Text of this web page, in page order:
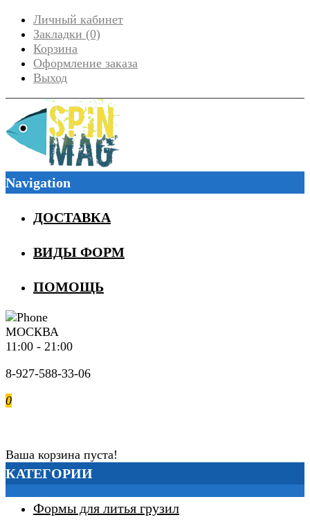
Личный кабинет
Закладки (0)
Корзина
Оформление заказа
Выход
Navigation
ДОСТАВКА
ВИДЫ ФОРМ
ПОМОЩЬ
МОСКВА
11:00 - 21:00
8-927-588-33-06
0
Ваша корзина пуста!
КАТЕГОРИИ
Формы для литья грузил